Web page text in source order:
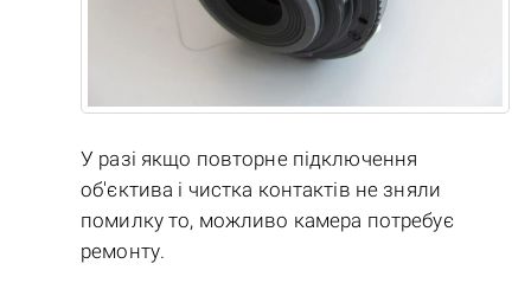
У разі якщо повторне підключення
об'єктива і чистка контактів не зняли
помилку то, можливо камера потребує
ремонту.